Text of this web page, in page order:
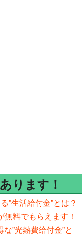
ります！
”生活給付金”とは？
無料でもらえます！
”光熱費給付金”と